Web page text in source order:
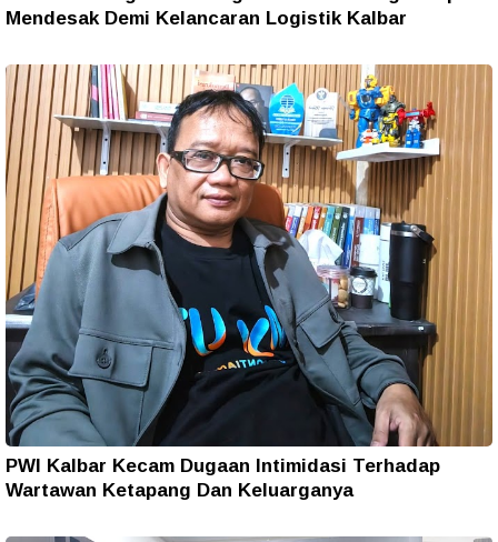
Mendesak Demi Kelancaran Logistik Kalbar
PWI Kalbar Kecam Dugaan Intimidasi Terhadap
Wartawan Ketapang Dan Keluarganya